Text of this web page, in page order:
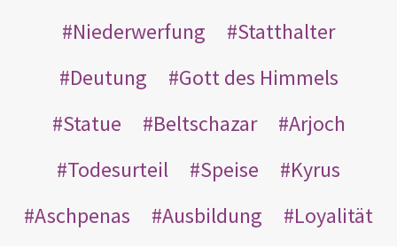
Niederwerfung
Statthalter
Deutung
Gott des Himmels
Statue
Beltschazar
Arjoch
Todesurteil
Speise
Kyrus
Aschpenas
Ausbildung
Loyalität